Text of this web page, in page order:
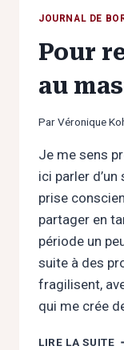
JOURNAL DE
Pour
au
ParVéronique
Je me sens
ici parler
prise
partager en
période un
suite à des
fragilisent,
qui me crée
LIRE LA SUITE